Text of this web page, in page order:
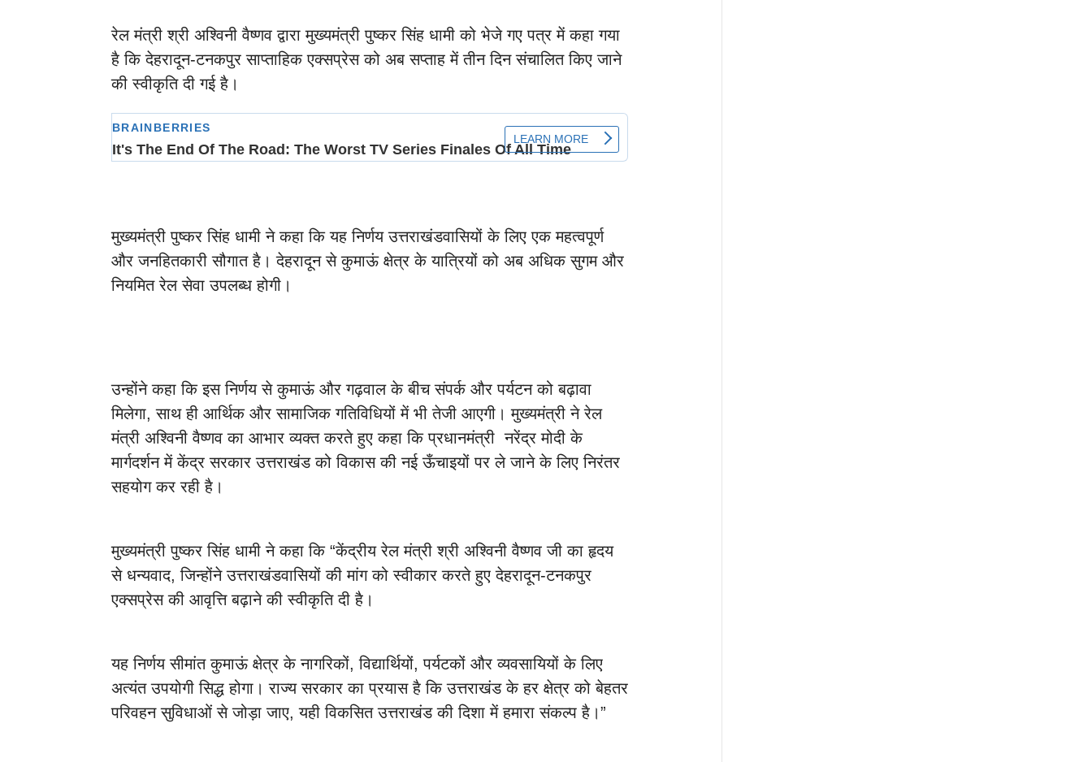
रेल मंत्री श्री अश्विनी वैष्णव द्वारा मुख्यमंत्री पुष्कर सिंह धामी को भेजे गए पत्र में कहा गया
है कि देहरादून-टनकपुर साप्ताहिक एक्सप्रेस को अब सप्ताह में तीन दिन संचालित किए जाने
की स्वीकृति दी गई है।
मुख्यमंत्री पुष्कर सिंह धामी ने कहा कि यह निर्णय उत्तराखंडवासियों के लिए एक महत्वपूर्ण
और जनहितकारी सौगात है। देहरादून से कुमाऊं क्षेत्र के यात्रियों को अब अधिक सुगम और
नियमित रेल सेवा उपलब्ध होगी।
उन्होंने कहा कि इस निर्णय से कुमाऊं और गढ़वाल के बीच संपर्क और पर्यटन को बढ़ावा
मिलेगा, साथ ही आर्थिक और सामाजिक गतिविधियों में भी तेजी आएगी। मुख्यमंत्री ने रेल
मंत्री अश्विनी वैष्णव का आभार व्यक्त करते हुए कहा कि प्रधानमंत्री नरेंद्र मोदी के
मार्गदर्शन में केंद्र सरकार उत्तराखंड को विकास की नई ऊँचाइयों पर ले जाने के लिए निरंतर
सहयोग कर रही है।
मुख्यमंत्री पुष्कर सिंह धामी ने कहा कि “केंद्रीय रेल मंत्री श्री अश्विनी वैष्णव जी का हृदय
से धन्यवाद, जिन्होंने उत्तराखंडवासियों की मांग को स्वीकार करते हुए देहरादून-टनकपुर
एक्सप्रेस की आवृत्ति बढ़ाने की स्वीकृति दी है।
यह निर्णय सीमांत कुमाऊं क्षेत्र के नागरिकों, विद्यार्थियों, पर्यटकों और व्यवसायियों के लिए
अत्यंत उपयोगी सिद्ध होगा। राज्य सरकार का प्रयास है कि उत्तराखंड के हर क्षेत्र को बेहतर
परिवहन सुविधाओं से जोड़ा जाए, यही विकसित उत्तराखंड की दिशा में हमारा संकल्प है।”